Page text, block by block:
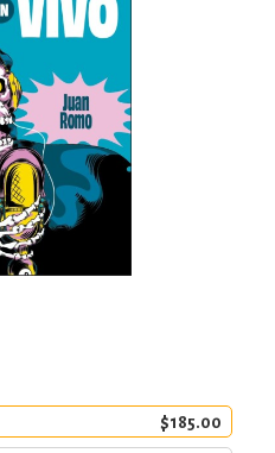
$185.00